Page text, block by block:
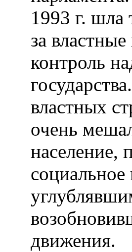
1993 г. шла
за
контроль
властных
очень
население,
социальное
движения.